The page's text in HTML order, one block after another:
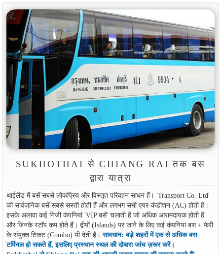
SUKHOTHAI से CHIANG RAI तक बस
द्वारा यात्रा
थाईलैंड में बसें सबसे लोकप्रिय और विस्तृत परिवहन साधन हैं। 'Transport Co. Ltd'
की सार्वजनिक बसें सबसे सस्ती होती हैं और लगभग सभी एयर-कंडीशन (AC) होती हैं।
इसके अलावा कई निजी कंपनियां 'VIP बसें' चलाती हैं जो अधिक आरामदायक होती हैं
और जिनके स्टॉप कम होते हैं। द्वीपों (Islands) पर जाने के लिए कई कंपनियां बस + फेरी
के संयुक्त टिकट (Combo) भी देती हैं।सावधान: बड़े शहरों में एक से अधिक बस
टर्मिनल हो सकते हैं, इसलिए प्रस्थान स्थल की दोबारा जांच ज़रूर करें।